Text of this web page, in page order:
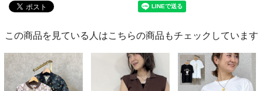
この商品を見ている人はこちらの商品もチェックしています